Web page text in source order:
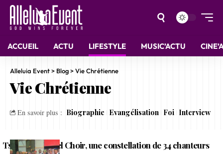
ACCUEIL ACTU LIFESTYLE MUSIC’ACTU
Alleluia Event> Blog>Vie Chrétienne
Vie Chrétienne
En savoir plus : Biographie Evangélisation Foi Interview
Tshwane Gospel Choir, une constellation de 34 chanteurs